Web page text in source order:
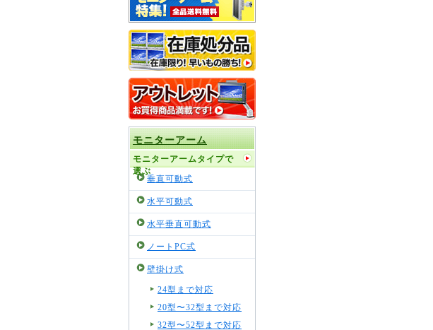
モニターアーム
モニターアームタイプで
選ぶ
垂直可動式
水平可動式
水平垂直可動式
ノートPC式
壁掛け式
24型まで対応
20型〜32型まで対応
32型〜52型まで対応